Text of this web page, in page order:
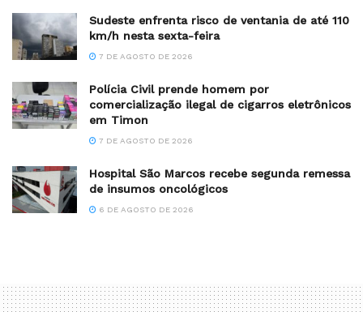
Sudeste enfrenta risco de ventania de até 110
km/h nesta sexta-feira
7 DE AGOSTO DE 2026
Polícia Civil prende homem por
comercialização ilegal de cigarros eletrônicos
em Timon
7 DE AGOSTO DE 2026
Hospital São Marcos recebe segunda remessa
de insumos oncológicos
6 DE AGOSTO DE 2026